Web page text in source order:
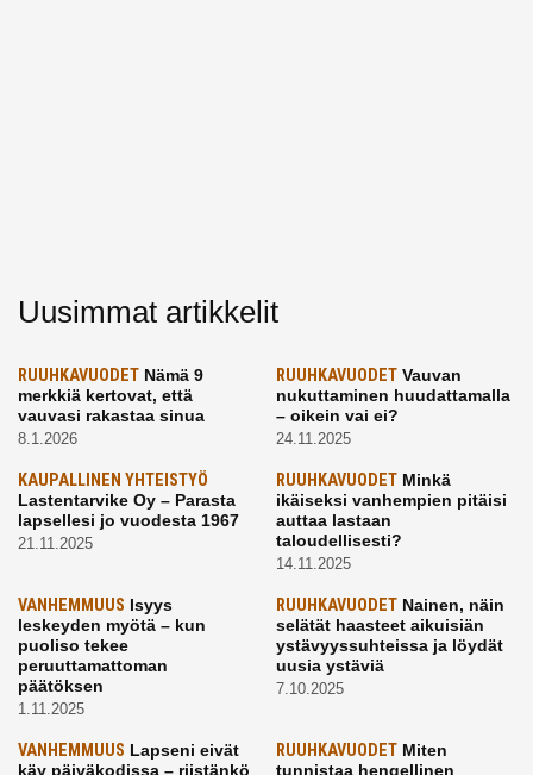
Uusimmat artikkelit
RUUHKAVUODET Nämä 9
merkkiä kertovat, että
vauvasi rakastaa sinua
8.1.2026
RUUHKAVUODETVauvan
nukuttaminen huudattamalla
– oikein vai ei?
24.11.2025
KAUPALLINEN YHTEISTYÖ
Lastentarvike Oy – Parasta
lapsellesi jo vuodesta 1967
21.11.2025
RUUHKAVUODETMinkä
ikäiseksi vanhempien pitäisi
auttaa lastaan
taloudellisesti?
14.11.2025
VANHEMMUUS Isyys
leskeyden myötä – kun
puoliso tekee
peruuttamattoman
päätöksen
1.11.2025
RUUHKAVUODETNainen, näin
selätät haasteet aikuisiän
ystävyyssuhteissa ja löydät
uusia ystäviä
7.10.2025
VANHEMMUUS Lapseni eivät
käy päiväkodissa – riistänkö
RUUHKAVUODETMiten
tunnistaa hengellinen